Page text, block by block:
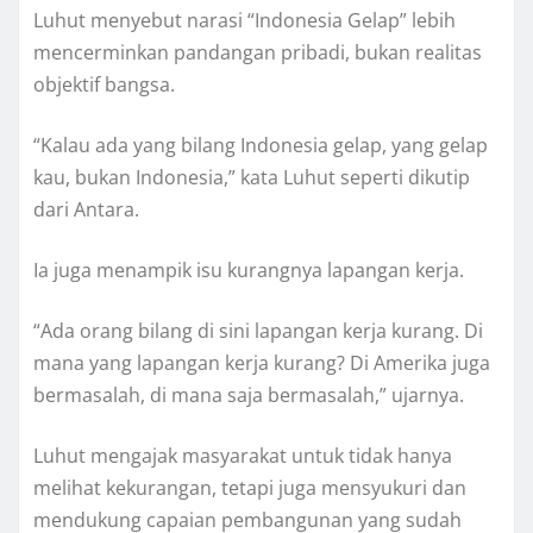
Luhut menyebut narasi “Indonesia Gelap” lebih
mencerminkan pandangan pribadi, bukan realitas
objektif bangsa.
“Kalau ada yang bilang Indonesia gelap, yang gelap
kau, bukan Indonesia,” kata Luhut seperti dikutip
dari Antara.
Ia juga menampik isu kurangnya lapangan kerja.
“Ada orang bilang di sini lapangan kerja kurang. Di
mana yang lapangan kerja kurang? Di Amerika juga
bermasalah, di mana saja bermasalah,” ujarnya.
Luhut mengajak masyarakat untuk tidak hanya
melihat kekurangan, tetapi juga mensyukuri dan
mendukung capaian pembangunan yang sudah